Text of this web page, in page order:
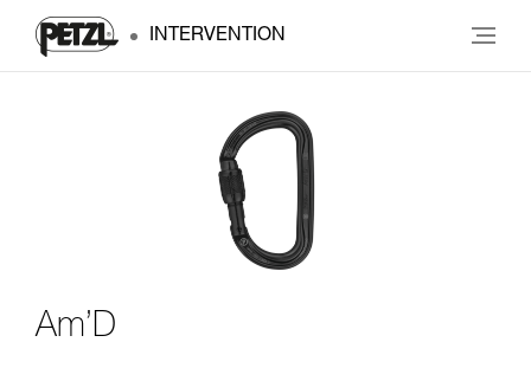
INTERVENTION
Am’D